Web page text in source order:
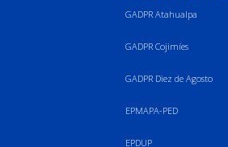
GADPR Atahualpa
GADPR Cojimíes
GADPR Diez de Agosto
EPMAPA-PED
EPDUP